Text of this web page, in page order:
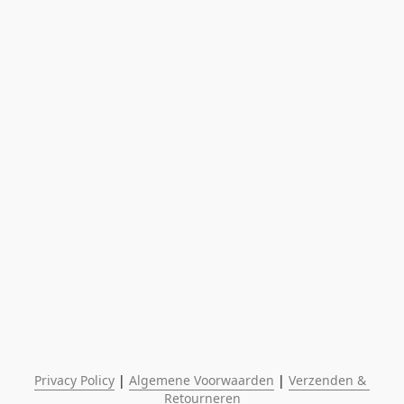
Privacy Policy | Algemene Voorwaarden | Verzenden &
Retourneren